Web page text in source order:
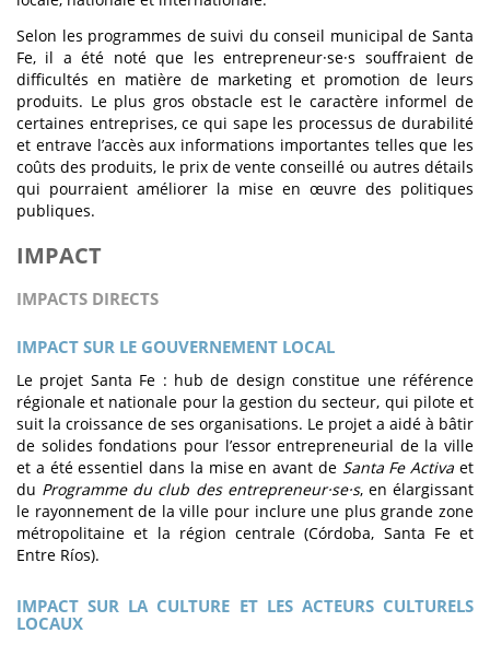
Selon les programmes de suivi du conseil municipal de Santa
Fe, il a été noté que les entrepreneur·se·s souffraient de
difficultés en matière de marketing et promotion de leurs
produits. Le plus gros obstacle est le caractère informel de
certaines entreprises, ce qui sape les processus de durabilité
et entrave l’accès aux informations importantes telles que les
coûts des produits, le prix de vente conseillé ou autres détails
qui pourraient améliorer la mise en œuvre des politiques
publiques.
IMPACT
IMPACTS DIRECTS
IMPACT SUR LE GOUVERNEMENT LOCAL
Le projet Santa Fe : hub de design constitue une référence
régionale et nationale pour la gestion du secteur, qui pilote et
suit la croissance de ses organisations. Le projet a aidé à bâtir
de solides fondations pour l’essor entrepreneurial de la ville
et a été essentiel dans la mise en avant de Santa Fe Activa et
du Programme du club des entrepreneur·se·s, en élargissant
le rayonnement de la ville pour inclure une plus grande zone
métropolitaine et la région centrale (Córdoba, Santa Fe et
Entre Ríos).
IMPACT SUR LA CULTURE ET LES ACTEURS CULTURELS
LOCAUX